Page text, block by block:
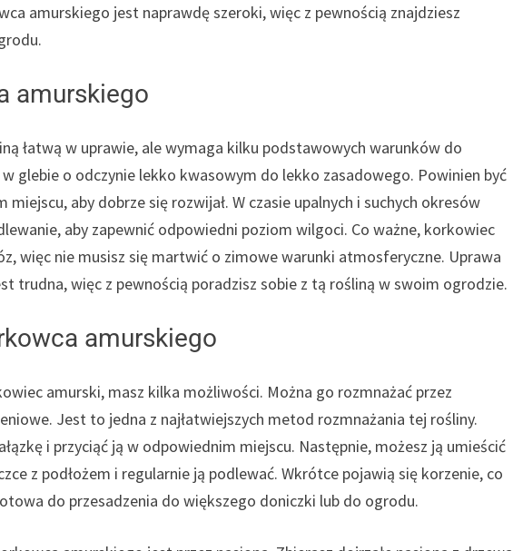
amurskiego jest naprawdę szeroki, więc z pewnością znajdziesz
amurskiego
łatwą w uprawie, ale wymaga kilku podstawowych warunków do
glebie o odczynie lekko kwasowym do lekko zasadowego. Powinien być
miejscu, aby dobrze się rozwijał. W czasie upalnych i suchych okresów
aby zapewnić odpowiedni poziom wilgoci. Co ważne, korkowiec
więc nie musisz się martwić o zimowe warunki atmosferyczne. Uprawa
trudna, więc z pewnością poradzisz sobie z tą rośliną w swoim ogrodzie.
amurskiego
amurski, masz kilka możliwości. Można go rozmnażać przez
Jest to jedna z najłatwiejszych metod rozmnażania tej rośliny.
i przyciąć ją w odpowiednim miejscu. Następnie, możesz ją umieścić
z podłożem i regularnie ją podlewać. Wkrótce pojawią się korzenie, co
do przesadzenia do większego doniczki lub do ogrodu.